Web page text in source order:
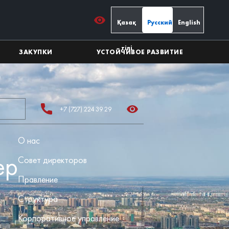
Қазақ
тілі
Русский English
ЗАКУПКИ УСТОЙЧИВОЕ РАЗВИТИЕ
+7 (727) 224 39 29
О нас
Совет директоров
Правление
Структура
Корпоративное управление